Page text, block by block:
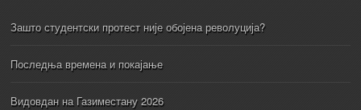
Зашто студентски протест није обојена револуција?
Последња времена и покајање
Видовдан на Газиместану 2026